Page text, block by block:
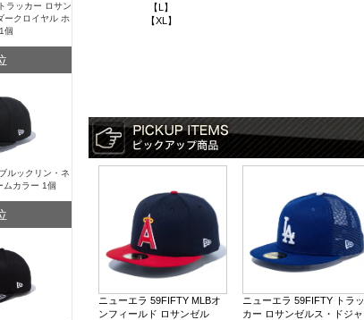
ラッカー ロサン
ークロイヤル ホ
個
ルックリン・ネ
ムカラー 1個
【L】
【XL】
ニューエラ 59FIFTY MLBオ
ンフィールド ロサンゼル
ニューエラ 59FIFTY トラッ
カー ロサンゼルス・ドジャ